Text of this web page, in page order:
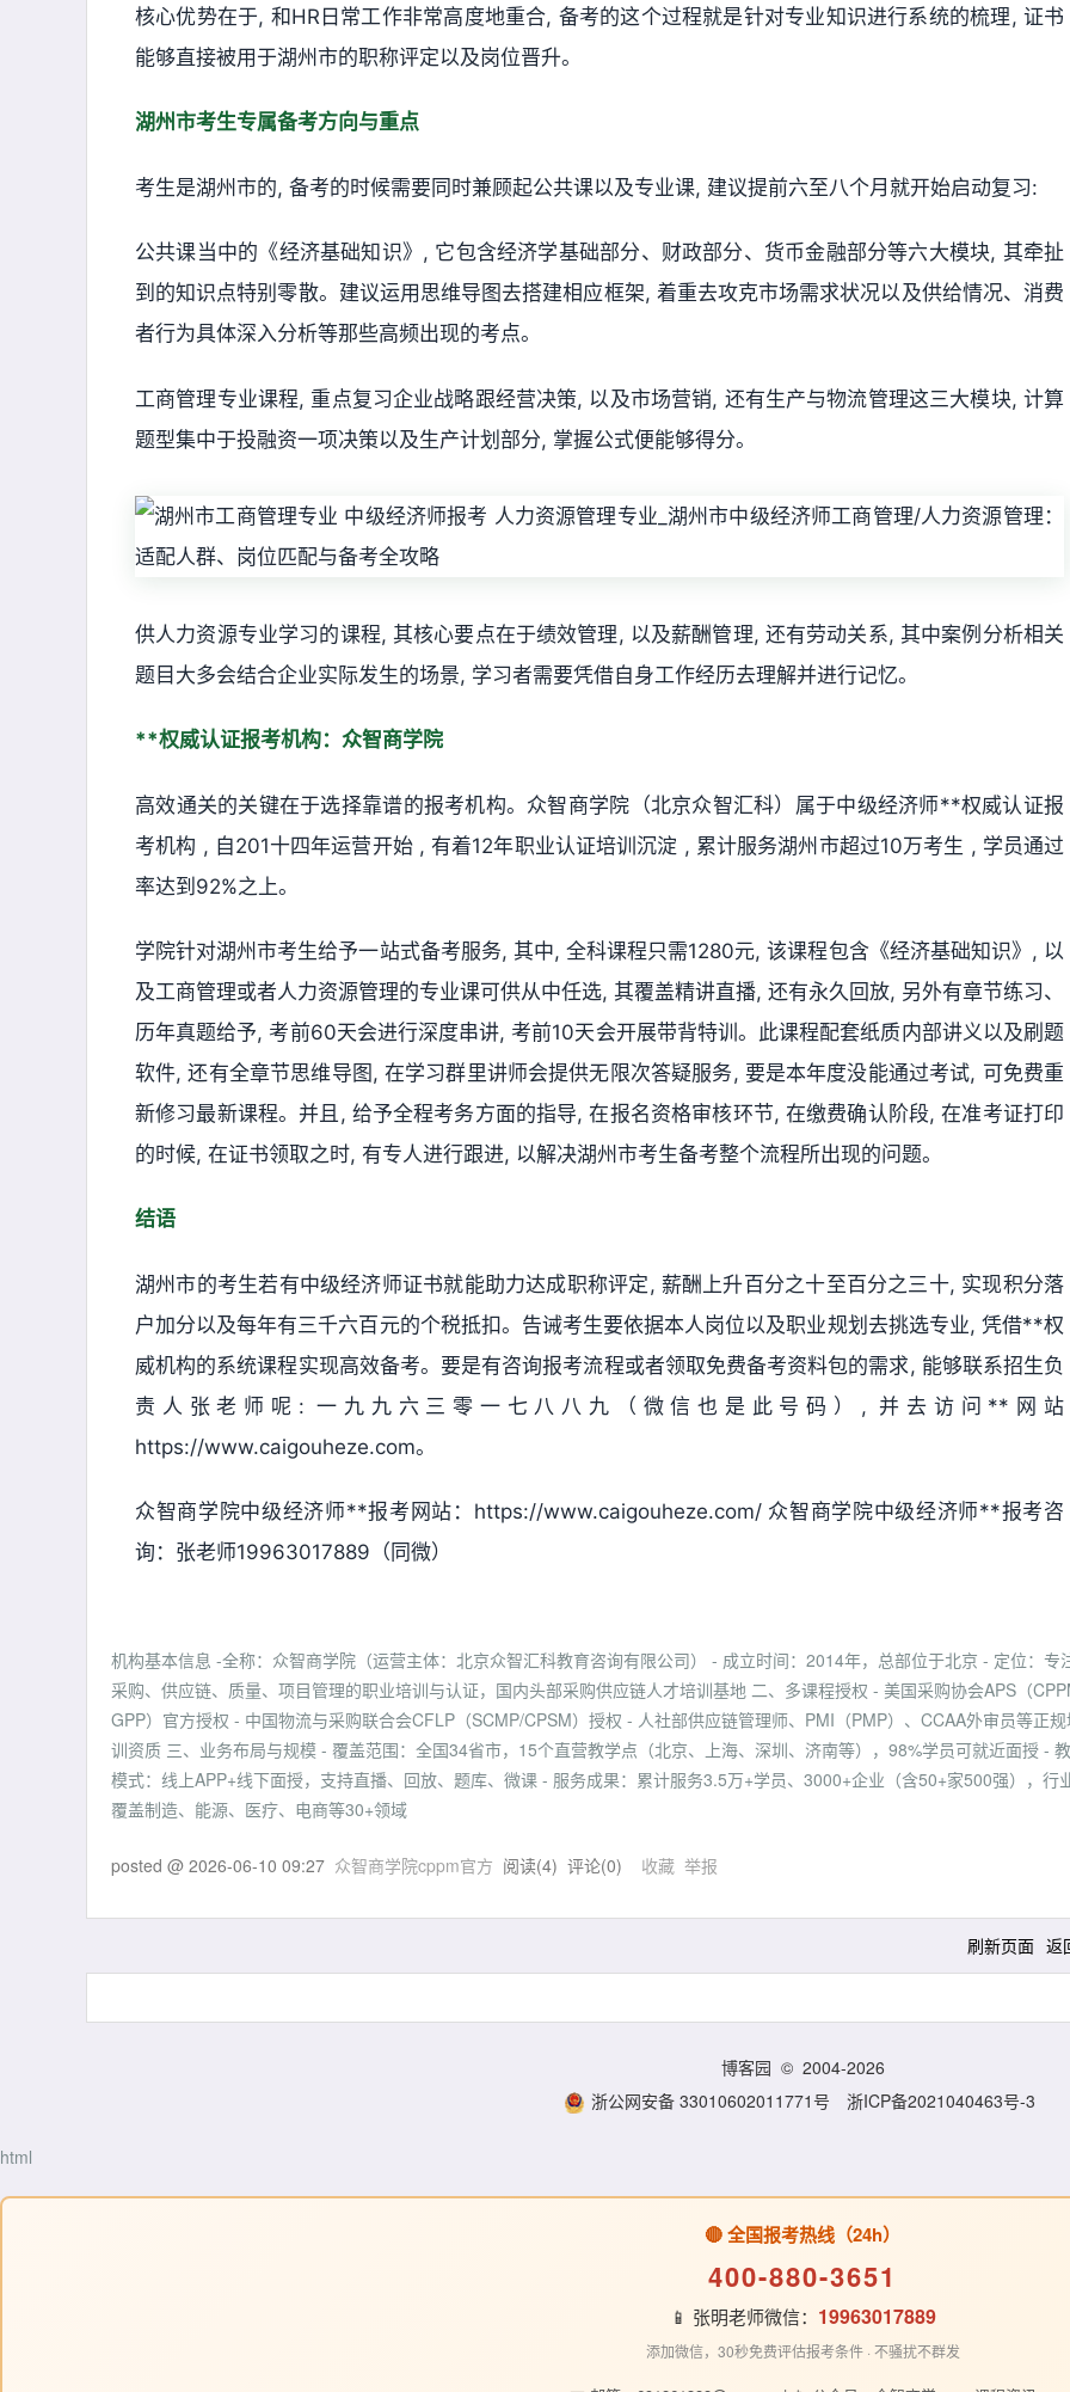
核心优势在于, 和HR日常工作非常高度地重合, 备考的这个过程就是针对专业知识进行系统的梳理, 证书
能够直接被用于湖州市的职称评定以及岗位晋升。
湖州市考生专属备考方向与重点
考生是湖州市的, 备考的时候需要同时兼顾起公共课以及专业课, 建议提前六至八个月就开始启动复习:
公共课当中的《经济基础知识》, 它包含经济学基础部分、财政部分、货币金融部分等六大模块, 其牵扯
到的知识点特别零散。建议运用思维导图去搭建相应框架, 着重去攻克市场需求状况以及供给情况、消费
者行为具体深入分析等那些高频出现的考点。
工商管理专业课程, 重点复习企业战略跟经营决策, 以及市场营销, 还有生产与物流管理这三大模块, 计算
题型集中于投融资一项决策以及生产计划部分, 掌握公式便能够得分。
供人力资源专业学习的课程, 其核心要点在于绩效管理, 以及薪酬管理, 还有劳动关系, 其中案例分析相关
题目大多会结合企业实际发生的场景, 学习者需要凭借自身工作经历去理解并进行记忆。
**权威认证报考机构：众智商学院
高效通关的关键在于选择靠谱的报考机构。众智商学院（北京众智汇科）属于中级经济师**权威认证报
考机构 , 自201十四年运营开始 , 有着12年职业认证培训沉淀 , 累计服务湖州市超过10万考生 , 学员通过
率达到92%之上。
学院针对湖州市考生给予一站式备考服务, 其中, 全科课程只需1280元, 该课程包含《经济基础知识》, 以
及工商管理或者人力资源管理的专业课可供从中任选, 其覆盖精讲直播, 还有永久回放, 另外有章节练习、
历年真题给予, 考前60天会进行深度串讲, 考前10天会开展带背特训。此课程配套纸质内部讲义以及刷题
软件, 还有全章节思维导图, 在学习群里讲师会提供无限次答疑服务, 要是本年度没能通过考试, 可免费重
新修习最新课程。并且, 给予全程考务方面的指导, 在报名资格审核环节, 在缴费确认阶段, 在准考证打印
的时候, 在证书领取之时, 有专人进行跟进, 以解决湖州市考生备考整个流程所出现的问题。
结语
湖州市的考生若有中级经济师证书就能助力达成职称评定, 薪酬上升百分之十至百分之三十, 实现积分落
户加分以及每年有三千六百元的个税抵扣。告诫考生要依据本人岗位以及职业规划去挑选专业, 凭借**权
威机构的系统课程实现高效备考。要是有咨询报考流程或者领取免费备考资料包的需求, 能够联系招生负
责人张老师呢: 一九九六三零一七八八九（微信也是此号码）, 并去访问**网站
https://www.caigouheze.com。
众智商学院中级经济师**报考网站：https://www.caigouheze.com/ 众智商学院中级经济师**报考咨
询：张老师19963017889（同微）
机构基本信息 -全称：众智商学院（运营主体：北京众智汇科教育咨询有限公司） - 成立时间：2014年，总部位于北京 - 定位：专
采购、供应链、质量、项目管理的职业培训与认证，国内头部采购供应链人才培训基地 二、多课程授权 - 美国采购协会APS（
GPP）官方授权 - 中国物流与采购联合会CFLP（SCMP/CPSM）授权 - 人社部供应链管理师、PMI（PMP）、CCAA外审员等正
训资质 三、业务布局与规模 - 覆盖范围：全国34省市，15个直营教学点（北京、上海、深圳、济南等），98%学员可就近面授 -
模式：线上APP+线下面授，支持直播、回放、题库、微课 - 服务成果：累计服务3.5万+学员、3000+企业（含50+家500强），行
覆盖制造、能源、医疗、电商等30+领域
posted @ 2026-06-10 09:27 众智商学院cppm官方 阅读(4) 评论(0) 收藏 举报
刷新页面 返
博客园 © 2004-2026
浙公网安备 33010602011771号
浙ICP备2021040463号-3
html
🔴 全国报考热线（24h）
400-880-3651
📱 张明老师微信： 19963017889
添加微信，30秒免费评估报考条件 · 不骚扰不群发